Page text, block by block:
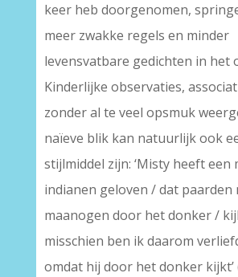
keer heb doorgenomen,
meer zwakke regels en minder
levensvatbare gedichten in het
Kinderlijke observaties,
zonder al te veel opsmuk
naïeve blik kan natuurlijk ook
stijlmiddel zijn: ‘Misty heeft een
indianen geloven / dat paarden
maanogen door het donker /
misschien ben ik daarom
omdat hij door het donker kijkt’